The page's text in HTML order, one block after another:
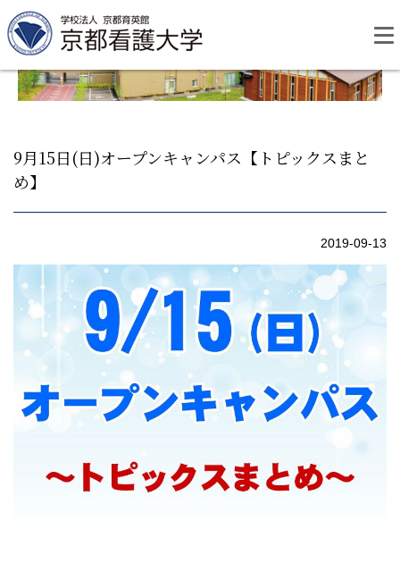
看護学部・編入学
学校生活
大学院【博士前期課程】
大学院【博士後期課程】
to
9月15日(日)オープンキャンパス【トピックスまと
め】
2019-09-13